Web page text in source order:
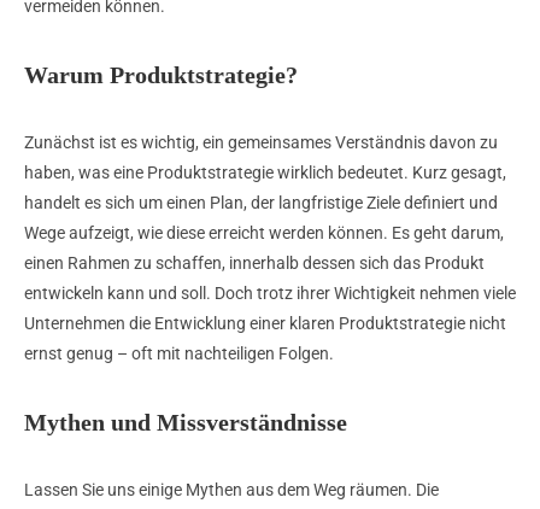
vermeiden können.
Warum Produktstrategie?
Zunächst ist es wichtig, ein gemeinsames Verständnis davon zu
haben, was eine Produktstrategie wirklich bedeutet. Kurz gesagt,
handelt es sich um einen Plan, der langfristige Ziele definiert und
Wege aufzeigt, wie diese erreicht werden können. Es geht darum,
einen Rahmen zu schaffen, innerhalb dessen sich das Produkt
entwickeln kann und soll. Doch trotz ihrer Wichtigkeit nehmen viele
Unternehmen die Entwicklung einer klaren Produktstrategie nicht
ernst genug – oft mit nachteiligen Folgen.
Mythen und Missverständnisse
Lassen Sie uns einige Mythen aus dem Weg räumen. Die